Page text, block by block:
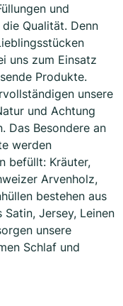
und
Qualität. Denn
uns zum Einsatz
Produkte.
unsere
und Achtung
Das Besondere an
werden
befüllt: Kräuter,
Arvenholz,
bestehen aus
Satin, Jersey, Leinen
unsere
Schlaf und